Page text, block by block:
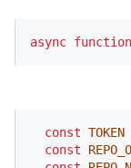
async function
const TOKEN
const